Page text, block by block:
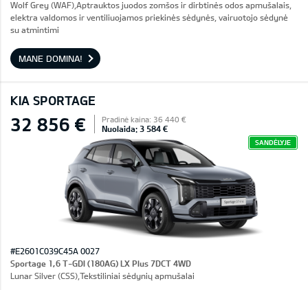
Wolf Grey (WAF),Aptrauktos juodos zomšos ir dirbtinės odos apmušalais,
elektra valdomos ir ventiliuojamos priekinės sėdynės, vairuotojo sėdynė
su atmintimi
MANE DOMINA!
KIA SPORTAGE
32 856 € Pradinė kaina: 36 440 €
Nuolaida: 3 584 €
SANDĖLYJE
#E2601C039C45A 0027
Sportage 1,6 T-GDI (180AG) LX Plus 7DCT 4WD
Lunar Silver (CSS),Tekstiliniai sėdynių apmušalai